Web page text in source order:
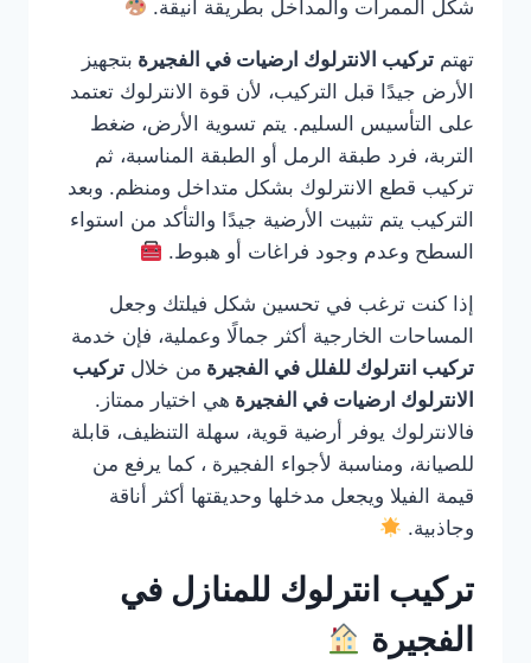
شكل الممرات والمداخل بطريقة أنيقة.
تهتم تركيب الانترلوك ارضيات في الفجيرة بتجهيز
الأرض جيدًا قبل التركيب، لأن قوة الانترلوك تعتمد
على التأسيس السليم. يتم تسوية الأرض، ضغط
التربة، فرد طبقة الرمل أو الطبقة المناسبة، ثم
تركيب قطع الانترلوك بشكل متداخل ومنظم. وبعد
التركيب يتم تثبيت الأرضية جيدًا والتأكد من استواء
السطح وعدم وجود فراغات أو هبوط.
إذا كنت ترغب في تحسين شكل فيلتك وجعل
المساحات الخارجية أكثر جمالًا وعملية، فإن خدمة
تركيب انترلوك للفلل في الفجيرة من خلال تركيب
الانترلوك ارضيات في الفجيرة هي اختيار ممتاز.
فالانترلوك يوفر أرضية قوية، سهلة التنظيف، قابلة
للصيانة، ومناسبة لأجواء الفجيرة ، كما يرفع من
قيمة الفيلا ويجعل مدخلها وحديقتها أكثر أناقة
وجاذبية.
تركيب انترلوك للمنازل في
الفجيرة